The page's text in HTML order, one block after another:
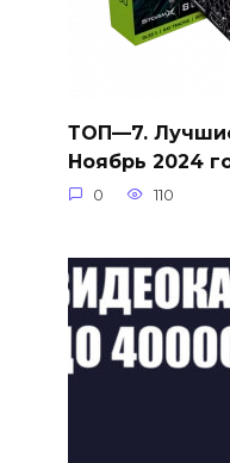
ТОП—7.
Ноябрь 2024
0 110